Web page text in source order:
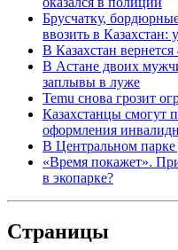
Брусчатку,
ввозить в Казахстан:
В Казахстан
В Астане двоих
заплывы в луже
Temu снова грозит
Казахстанцы смогут
оформления
В Центральном
«Время покажет».
в экопарке?
Страницы